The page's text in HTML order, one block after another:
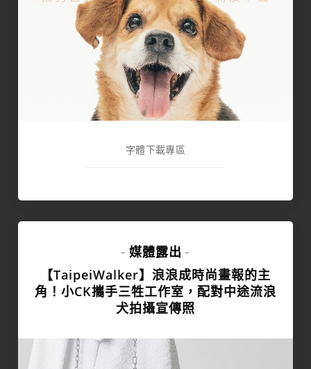
字體下載專區
- 媒體露出 -
【TaipeiWalker】浪浪成時尚畫報的主
角！小CK攜手三牲工作室，配對中途流浪
犬拍攝宣傳照